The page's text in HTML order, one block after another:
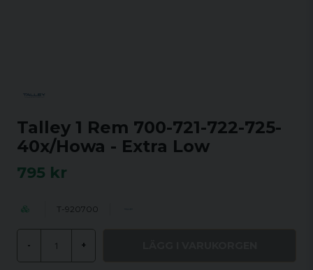
Talley 1 Rem 700-721-722-725-
40x/Howa - Extra Low
795 kr
T-920700
- +